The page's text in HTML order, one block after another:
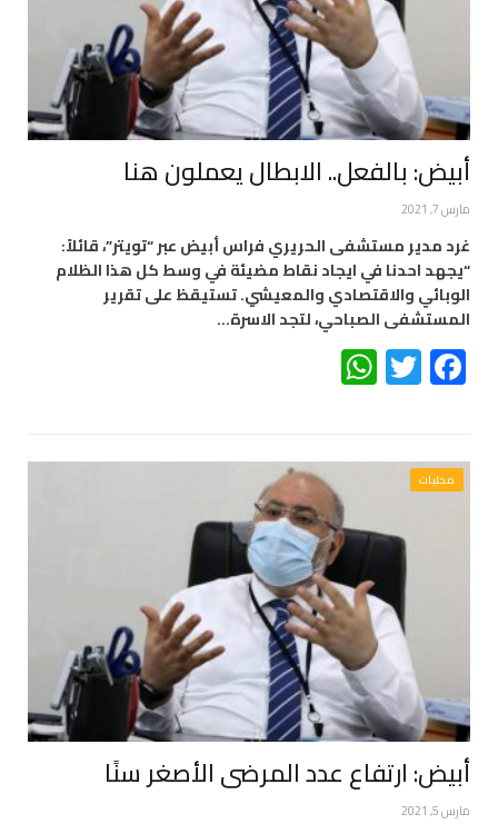
أبيض: بالفعل.. الابطال يعملون هنا
مارس 7, 2021
غرد مدير مستشفى الحريري فراس أبيض عبر “تويتر”، قائلاً:
“يجهد احدنا في ايجاد نقاط مضيئة في وسط كل هذا الظلام
الوبائي والاقتصادي والمعيشي. تستيقظ على تقرير
المستشفى الصباحي، لتجد الاسرة…
Facebook
Twitter
محليات
أبيض: ارتفاع عدد المرضى الأصغر سنًا
مارس 5, 2021